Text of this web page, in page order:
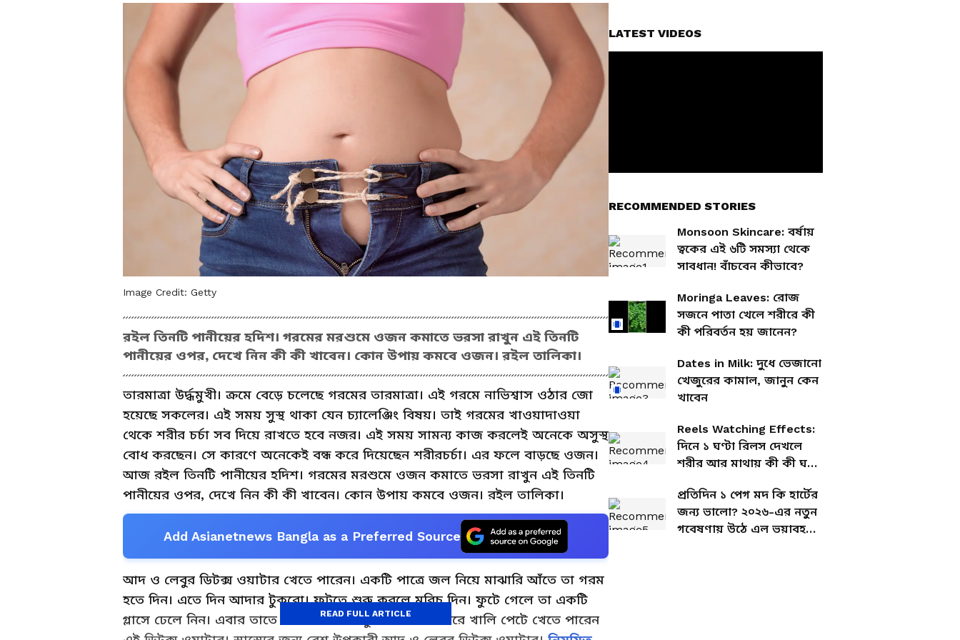
Image Credit: Getty
রইল তিনটি পানীয়ের হদিশ। গরমের মরশুমে ওজন কমাতে ভরসা রাখুন এই তিনটি
পানীয়ের ওপর, দেখে নিন কী কী খাবেন। কোন উপায় কমবে ওজন। রইল তালিকা।
তারমাত্রা উর্দ্ধমুখী। ক্রমে বেড়ে চলেছে গরমের তারমাত্রা। এই গরমে নাভিশ্বাস ওঠার জো
হয়েছে সকলের। এই সময় সুস্থ থাকা যেন চ্যালেঞ্জিং বিষয়। তাই গরমের খাওয়াদাওয়া
থেকে শরীর চর্চা সব দিয়ে রাখতে হবে নজর। এই সময় সামন্য কাজ করলেই অনেকে অসুস্থ
বোধ করছেন। সে কারণে অনেকেই বন্ধ করে দিয়েছেন শরীরচর্চা। এর ফলে বাড়ছে ওজন।
আজ রইল তিনটি পানীয়ের হদিশ। গরমের মরশুমে ওজন কমাতে ভরসা রাখুন এই তিনটি
পানীয়ের ওপর, দেখে নিন কী কী খাবেন। কোন উপায় কমবে ওজন। রইল তালিকা।
Add Asianetnews Bangla as a Preferred Source
আদ ও লেবুর ডিটক্স ওয়াটার খেতে পারেন। একটি পাত্রে জল নিয়ে মাঝারি আঁতে তা গরম
হতে দিন। এতে দিন আদার টুকরো। ফুটতে শুরু করলে মরিচ দিন। ফুটে গেলে তা একটি
গ্লাসে ঢেলে নিন। এবার তাতে মেশান পাতিলেবুর রস। নিয়ম করে খালি পেটে খেতে পারেন
READ FULL ARTICLE
LATEST VIDEOS
RECOMMENDED STORIES
Monsoon Skincare: বর্ষায়
ত্বকের এই ৬টি সমস্যা থেকে
সাবধান! বাঁচবেন কীভাবে?
Moringa Leaves: রোজ
সজনে পাতা খেলে শরীরে কী
কী পরিবর্তন হয় জানেন?
Dates in Milk: দুধে ভেজানো
খেজুরের কামাল, জানুন কেন
খাবেন
Reels Watching Effects:
দিনে ১ ঘণ্টা রিলস দেখলে
শরীর আর মাথায় কী কী ঘটে
প্রতিদিন ১ পেগ মদ কি হার্টের
জন্য ভালো? ২০২৬-এর নতুন
গবেষণায় উঠে এল ভয়াবহ